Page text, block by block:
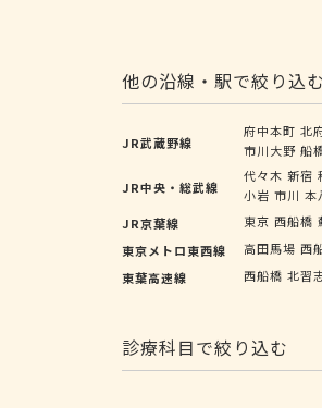
他の沿線・駅で絞り込む
JR武蔵野線
府中本町 北
市川大野 船
JR中央・総武線
代々木 新宿
小岩 市川 本
JR京葉線
東京 西船橋
東京メトロ東西線
高田馬場 西
東葉高速線
西船橋 北習
診療科目で絞り込む